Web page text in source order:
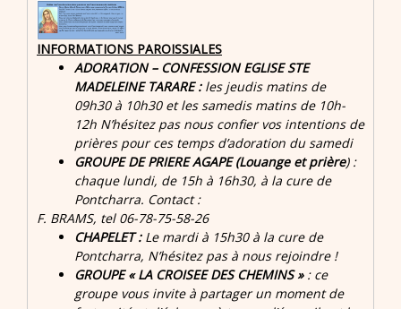
INFORMATIONS PAROISSIALES
ADORATION – CONFESSION EGLISE STE
MADELEINE TARARE : les jeudis matins de
09h30 à 10h30 et les samedis matins de 10h-
12h N’hésitez pas nous confier vos intentions de
prières pour ces temps d’adoration du samedi
GROUPE DE PRIERE AGAPE (Louange et prière) :
chaque lundi, de 15h à 16h30, à la cure de
Pontcharra. Contact :
F. BRAMS, tel 06-78-75-58-26
CHAPELET : Le mardi à 15h30 à la cure de
Pontcharra, N’hésitez pas à nous rejoindre !
GROUPE « LA CROISEE DES CHEMINS » : ce
groupe vous invite à partager un moment de